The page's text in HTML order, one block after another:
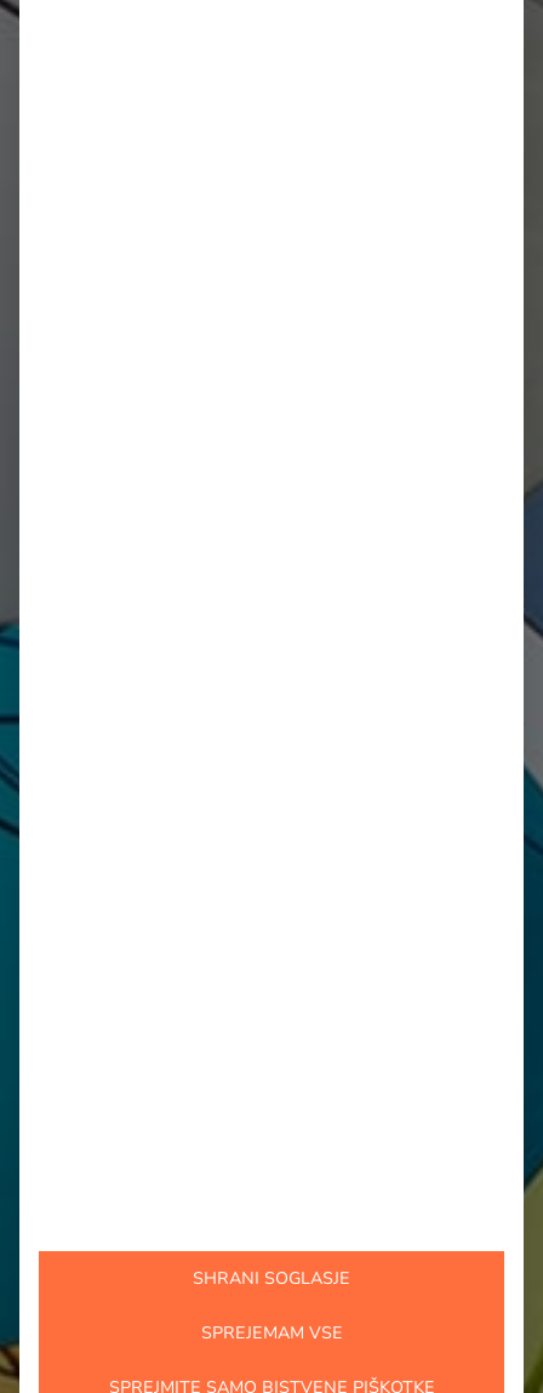
SHRANI SOGLASJE
SPREJEMAM VSE
SPREJMITE SAMO BISTVENE PIŠKOTKE